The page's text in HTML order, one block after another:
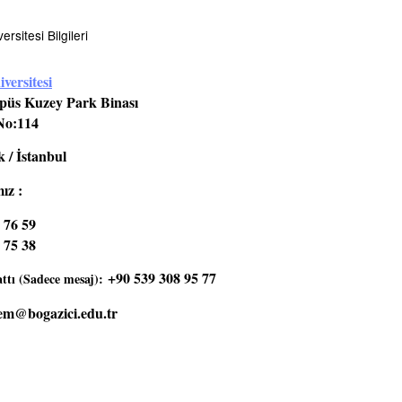
Bilgileri
Kuzey Park Binası
/ İstanbul
:
59
38
(Sadece mesaj): +90 539 308 95 77